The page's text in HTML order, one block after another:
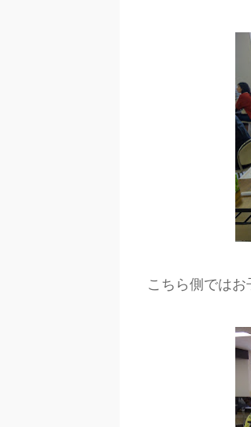
こちら側ではお